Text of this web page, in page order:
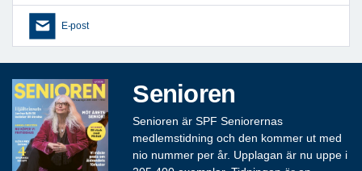
E-post
Senioren
Senioren är SPF Seniorernas
medlemstidning och den kommer ut med
nio nummer per år. Upplagan är nu uppe i